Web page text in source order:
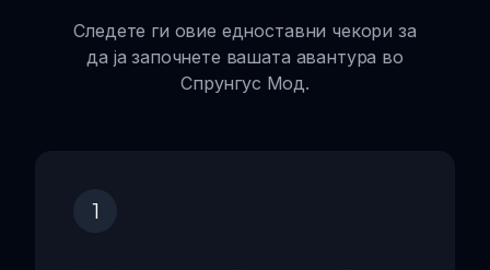
Следете ги овие едноставни чекори за
да ја започнете вашата авантура во
Спрунгус Мод.
1